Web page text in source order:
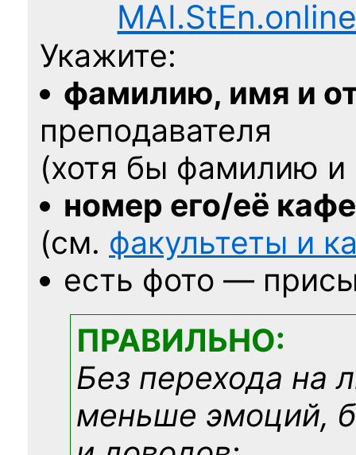
Укажите:
фамилию, имя и
преподавателя
(хотя бы фамилию
номер его/её
(см. факультеты и
есть фото —
ПРАВИЛЬНО:
Без перехода на
меньше эмоций,